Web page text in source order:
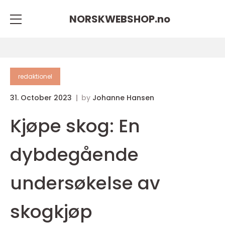
NORSKWEBSHOP.no
redaktionel
31. October 2023 by Johanne Hansen
Kjøpe skog: En
dybdegående
undersøkelse av
skogkjøp